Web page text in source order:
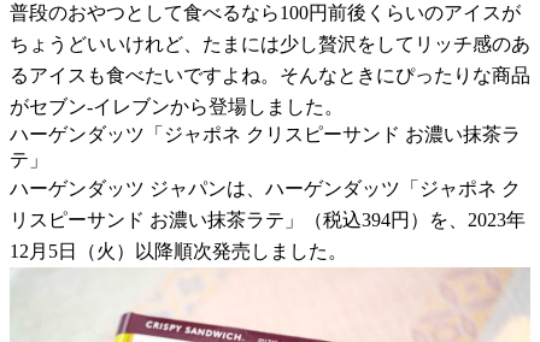
普段のおやつとして食べるなら100円前後くらいのアイスが
ちょうどいいけれど、たまには少し贅沢をしてリッチ感のあ
るアイスも食べたいですよね。そんなときにぴったりな商品
がセブン-イレブンから登場しました。
ハーゲンダッツ「ジャポネ クリスピーサンド お濃い抹茶ラ
テ」
ハーゲンダッツ ジャパンは、ハーゲンダッツ「ジャポネ ク
リスピーサンド お濃い抹茶ラテ」（税込394円）を、2023年
12月5日（火）以降順次発売しました。